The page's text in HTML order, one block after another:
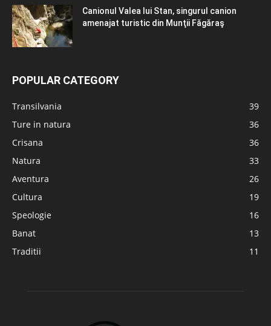
Canionul Valea lui Stan, singurul canion
amenajat turistic din Munţii Făgăraş
POPULAR CATEGORY
Transilvania
39
Ture in natura
36
Crisana
36
Natura
33
Aventura
26
Cultura
19
Speologie
16
Banat
13
Traditii
11